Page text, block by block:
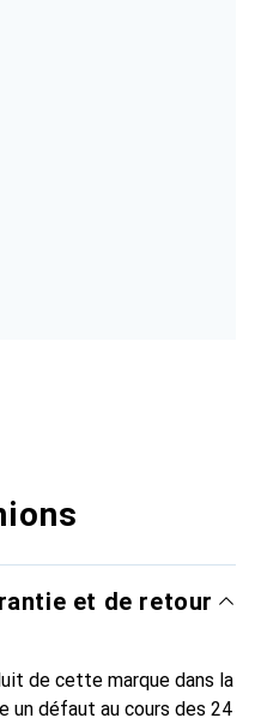
et de retour
de cette marque dans la
un défaut au cours des 24